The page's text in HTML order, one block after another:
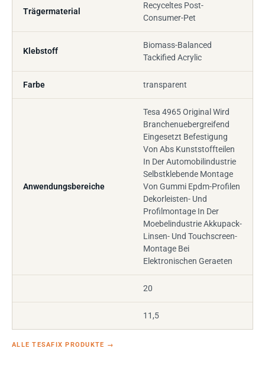
Trägermaterial
Recyceltes Post-
Consumer-Pet
Klebstoff
Biomass-Balanced
Tackified Acrylic
Farbe transparent
Anwendungsbereiche
Tesa 4965 Original Wird
Branchenuebergreifend
Eingesetzt Befestigung
Von Abs Kunststoffteilen
In Der Automobilindustrie
Selbstklebende Montage
Von Gummi Epdm-Profilen
Dekorleisten- Und
Profilmontage In Der
Moebelindustrie Akkupack-
Linsen- Und Touchscreen-
Montage Bei
Elektronischen Geraeten
20
11,5
ALLE TESAFIX PRODUKTE →